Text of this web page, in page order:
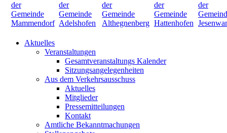
Aktuelles
Veranstaltungen
Gesamtveranstaltungs Kalender
Sitzungsangelegenheiten
Aus dem Verkehrsausschuss
Aktuelles
Mitglieder
Pressemitteilungen
Kontakt
Amtliche Bekanntmachungen